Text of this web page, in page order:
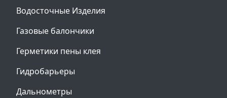
Водосточные Изделия
Газовые балончики
Герметики пены клея
Гидробарьеры
Дальнометры